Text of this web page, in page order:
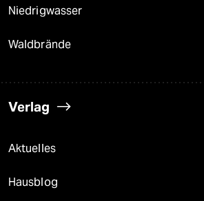
Niedrigwasser
Waldbrände
Verlag
Aktuelles
Hausblog